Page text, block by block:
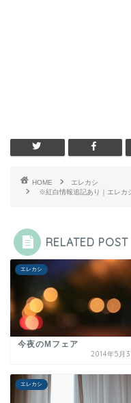
HOME
エレカシ
※紅白情報追記あり｜エレカ
RELATED POST
エレカシ
今夜のMフェア
2014年5月
エレカシ